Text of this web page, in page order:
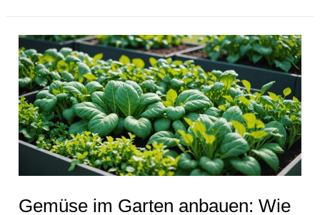
Gemüse im Garten anbauen: Wie
Gemüse
im
Garten
anbauen:
Wie
man
erfolgreich
im